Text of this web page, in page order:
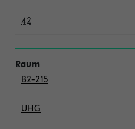
42
B2-215
UHG